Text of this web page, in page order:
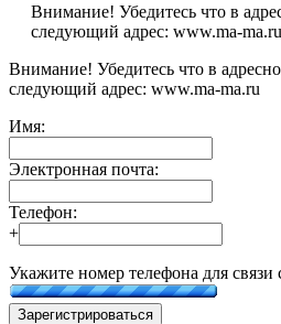
Внимание! Убедитесь что в
следующий адрес: www.ma-ma.ru
Внимание! Убедитесь что в
следующий адрес: www.ma-ma.ru
Имя:
Электронная почта:
Телефон:
+
Укажите номер телефона для связи
Зарегистрироваться